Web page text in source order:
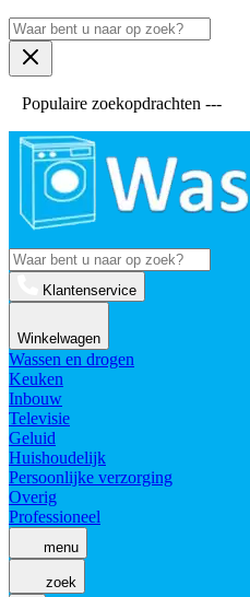
Populaire zoekopdrachten ---
Klantenservice
Winkelwagen
Wassen en drogen
Keuken
Inbouw
Televisie
Geluid
Huishoudelijk
Persoonlijke verzorging
Overig
Professioneel
menu
zoek